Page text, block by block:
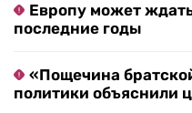
Европу может
последние годы
«Пощечина
политики объяснили